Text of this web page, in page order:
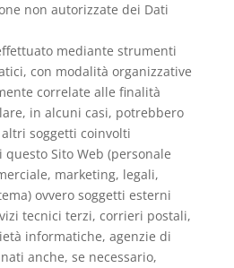
non autorizzate dei Dati
mediante strumenti
con modalità organizzative
correlate alle finalità
in alcuni casi, potrebbero
soggetti coinvolti
questo Sito Web (personale
marketing, legali,
ovvero soggetti esterni
tecnici terzi, corrieri postali,
informatiche, agenzie di
anche, se necessario,